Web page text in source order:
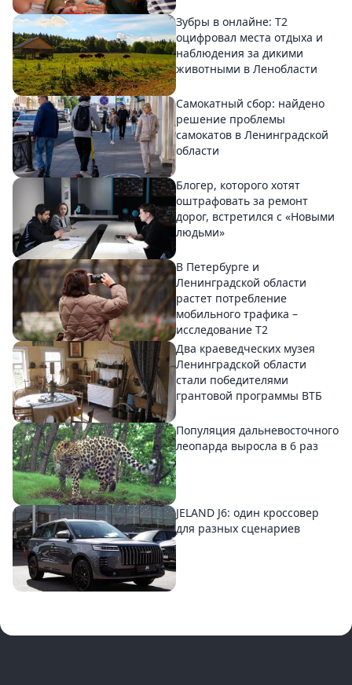
Зубры в онлайне: Т2
оцифровал места отдыха и
наблюдения за дикими
животными в Ленобласти
Самокатный сбор: найдено
решение проблемы
самокатов в Ленинградской
области
Блогер, которого хотят
оштрафовать за ремонт
дорог, встретился с «Новыми
людьми»
В Петербурге и
Ленинградской области
растет потребление
мобильного трафика –
исследование T2
Два краеведческих музея
Ленинградской области
стали победителями
грантовой программы ВТБ
Популяция дальневосточного
леопарда выросла в 6 раз
JELAND J6: один кроссовер
для разных сценариев